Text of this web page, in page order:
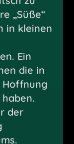
„Süße“
in kleinen
Ein
die in
der